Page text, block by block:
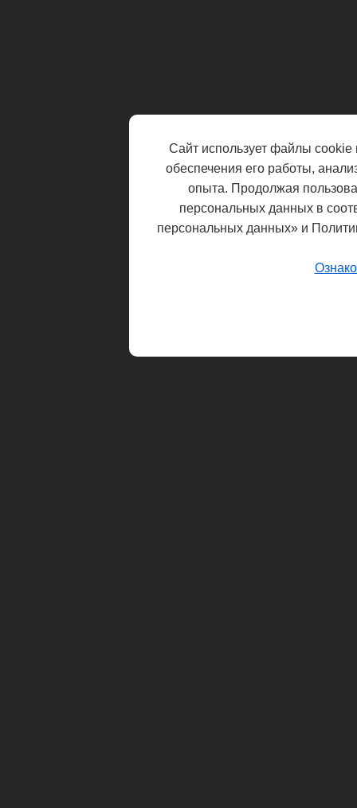
Сайт использует файлы cookie
обеспечения его работы,
опыта. Продолжая
персональных данных в
персональных данных» и